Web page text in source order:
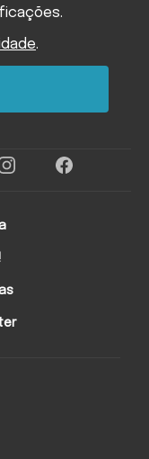
.